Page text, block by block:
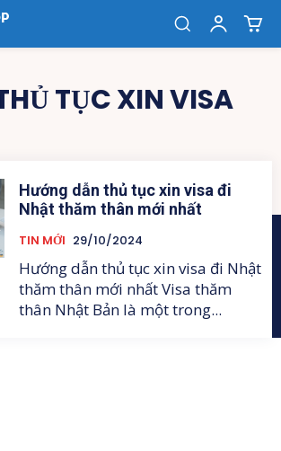
TỤC XIN VISA
Hướng dẫn thủ tục xin visa đi
Nhật thăm thân mới nhất
TIN MỚI 29/10/2024
Hướng dẫn thủ tục xin visa đi Nhật
thăm thân mới nhất Visa thăm
thân Nhật Bản là một trong...